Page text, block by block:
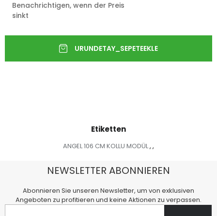
Benachrichtigen, wenn der Preis
sinkt
Etiketten
ANGEL 106 CM KOLLU MODÜL, ,
NEWSLETTER ABONNIEREN
Abonnieren Sie unseren Newsletter, um von exklusiven
Angeboten zu profitieren und keine Aktionen zu verpassen.